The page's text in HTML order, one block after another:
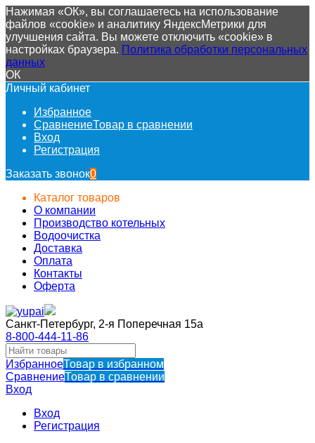
Нажимая «ОК», вы соглашаетесь на использование
файлов «cookie» и аналитику ЯндексМетрики для
улучшения сайта. Вы можете отключить «cookie» в
настройках браузера. Политика обработки персональных
данных
ОК
Личный кабинет
Избранное
СравнениеТовар в сравнении
Вход
Регистрация
Заказать звонок0
Каталог товаров
О компании
Производство котельных
Водоочистка
Доставка
Оплата
Контакты
Оферта
Санкт-Петербург, 2-я Поперечная 15а
8-800-444-11-86
ИзбранноеТовар в избранном
СравнениеТовар в сравнении
Вход
Вход
Регистрация